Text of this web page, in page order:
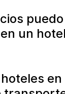
un